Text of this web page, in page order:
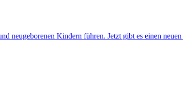
neugeborenen Kindern führen. Jetzt gibt es einen